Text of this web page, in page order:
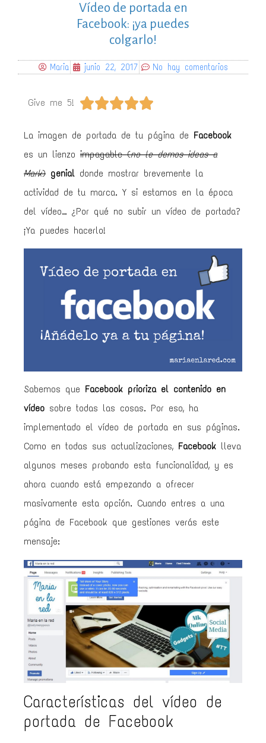
Vídeo de portada en
Facebook: ¡ya puedes
colgarlo!
Maria junio 22, 2017 No hay comentarios
Give me 5! 
La imagen de portada de tu página de Facebook
es un lienzo impagable (no le demos ideas a
Mark) genial donde mostrar brevemente la
actividad de tu marca. Y si estamos en la época
del vídeo… ¿Por qué no subir un vídeo de portada?
¡Ya puedes hacerlo!
Sabemos que Facebook prioriza el contenido en
vídeo sobre todas las cosas. Por eso, ha
implementado el vídeo de portada en sus páginas.
Como en todas sus actualizaciones, Facebook lleva
algunos meses probando esta funcionalidad, y es
ahora cuando está empezando a ofrecer
masivamente esta opción. Cuando entres a una
página de Facebook que gestiones verás este
mensaje:
Características del vídeo de
portada de Facebook